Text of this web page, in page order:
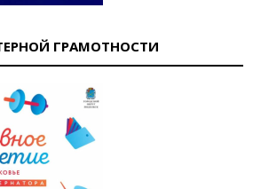
ГРАМОТНОСТИ